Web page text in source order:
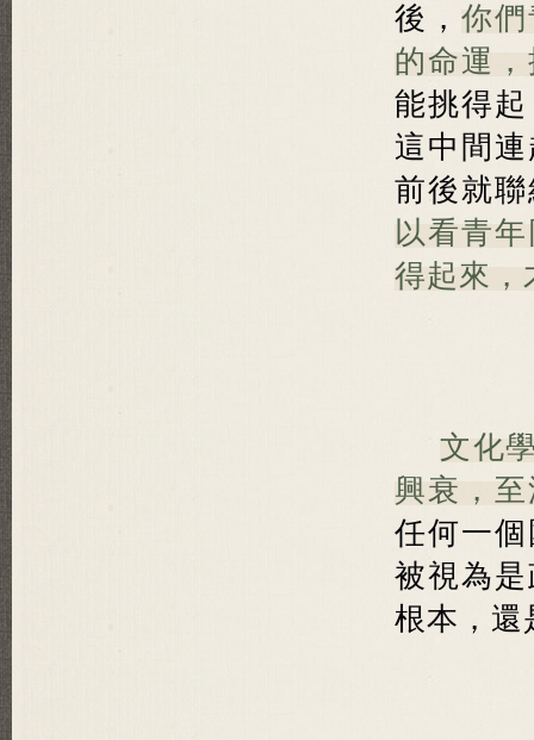
後，你
的命運
能挑得
這中間
前後就
以看青
得起來，
文化
興衰，
任何一
被視為
根本，還